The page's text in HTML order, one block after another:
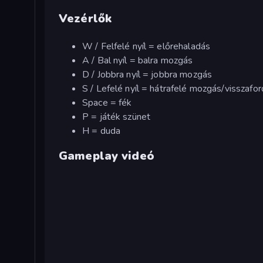
Vezérlők
W / Felfelé nyíl = előrehaladás
A / Bal nyíl = balra mozgás
D / Jobbra nyíl = jobbra mozgás
S / Lefelé nyíl = hátrafelé mozgás/
Space = fék
P = játék szünet
H = duda
Gameplay videó